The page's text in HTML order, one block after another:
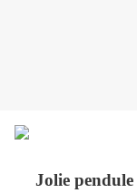
Jolie